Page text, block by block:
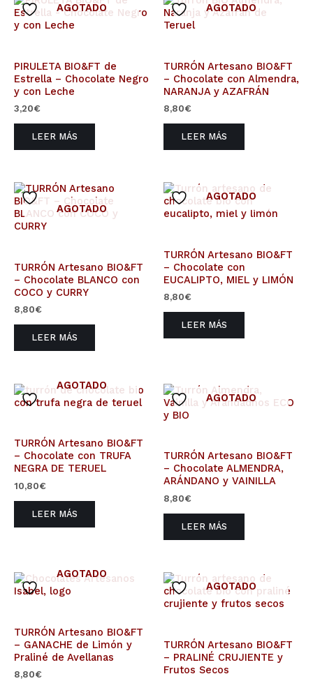
AGOTADO
PIRULETA BIO&FT de
Estrella – Chocolate Negro
y con Leche
3,20€
LEER MÁS
AGOTADO
TURRÓN Artesano BIO&FT
– Chocolate con Almendra,
NARANJA y AZAFRÁN
8,80€
LEER MÁS
AGOTADO
TURRÓN Artesano BIO&FT
– Chocolate BLANCO con
COCO y CURRY
8,80€
LEER MÁS
AGOTADO
TURRÓN Artesano BIO&FT
– Chocolate con
EUCALIPTO, MIEL y LIMÓN
8,80€
LEER MÁS
AGOTADO
TURRÓN Artesano BIO&FT
– Chocolate con TRUFA
NEGRA DE TERUEL
10,80€
LEER MÁS
AGOTADO
TURRÓN Artesano BIO&FT
– Chocolate ALMENDRA,
ARÁNDANO y VAINILLA
8,80€
LEER MÁS
AGOTADO
TURRÓN Artesano BIO&FT
– GANACHE de Limón y
Praliné de Avellanas
8,80€
AGOTADO
TURRÓN Artesano BIO&FT
– PRALINÉ CRUJIENTE y
Frutos Secos